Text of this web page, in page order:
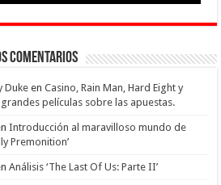
Comentarios
Dukeen Casino, Rain Man, Hard Eight y
películas sobre las apuestas.
Introducción al maravilloso mundo de
Premonition’
Análisis ‘The Last Of Us: Parte II’